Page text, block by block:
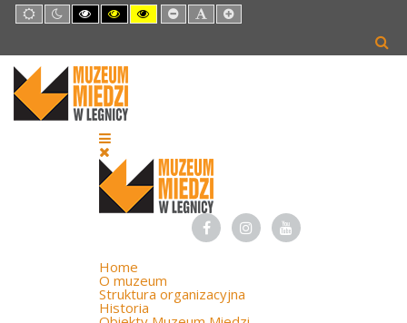
Default
mode
Night
mode
High
Contrast
mode
High
Contrast
mode
High
Contrast
mode
Set
Smaller
Set
Default
Set
Larger
Home
O muzeum
Struktura organizacyjna
Historia